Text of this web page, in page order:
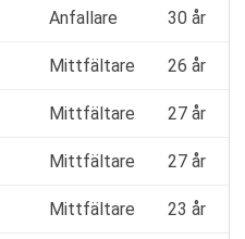
Anfallare 30 år
Mittfältare 26 år
Mittfältare 27 år
Mittfältare 27 år
Mittfältare 23 år